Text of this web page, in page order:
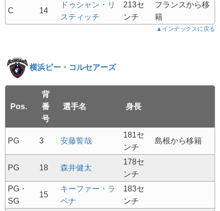
C 14
ドゥシャン・リ
スティッチ
213セ
ンチ
フランスから移
籍
▲インデックスに戻る
横浜ビー・コルセアーズ
Pos.
背
番
号
選手名 身長
PG 3 安藤誓哉
181セ
ンチ
島根から移籍
PG 18 森井健太
178セ
ンチ
PG・
SG
15
キーファー・ラ
ベナ
183セ
ンチ